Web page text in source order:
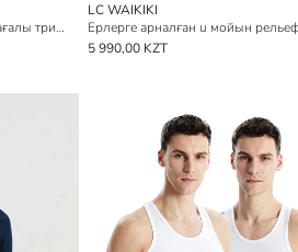
ерлерге арналған дөңгелек жағалы трикотаж майка 2 данадан тұратын
LC WAIKIKI
5 990,00 KZT